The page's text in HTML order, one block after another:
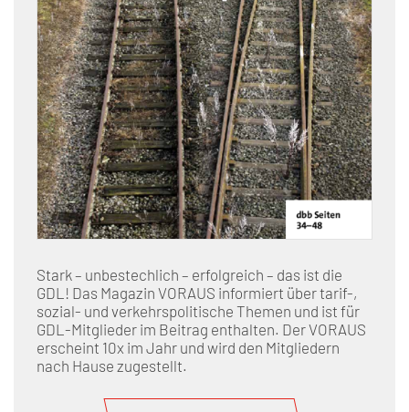
Stark – unbestechlich – erfolgreich – das ist die
GDL! Das Magazin VORAUS informiert über tarif-,
sozial- und verkehrspolitische Themen und ist für
GDL-Mitglieder im Beitrag enthalten. Der VORAUS
erscheint 10x im Jahr und wird den Mitgliedern
nach Hause zugestellt.